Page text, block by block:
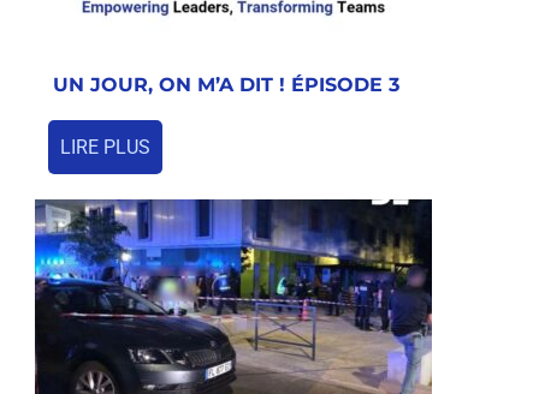
UN JOUR, ON M’A DIT ! ÉPISODE 3
LIRE PLUS